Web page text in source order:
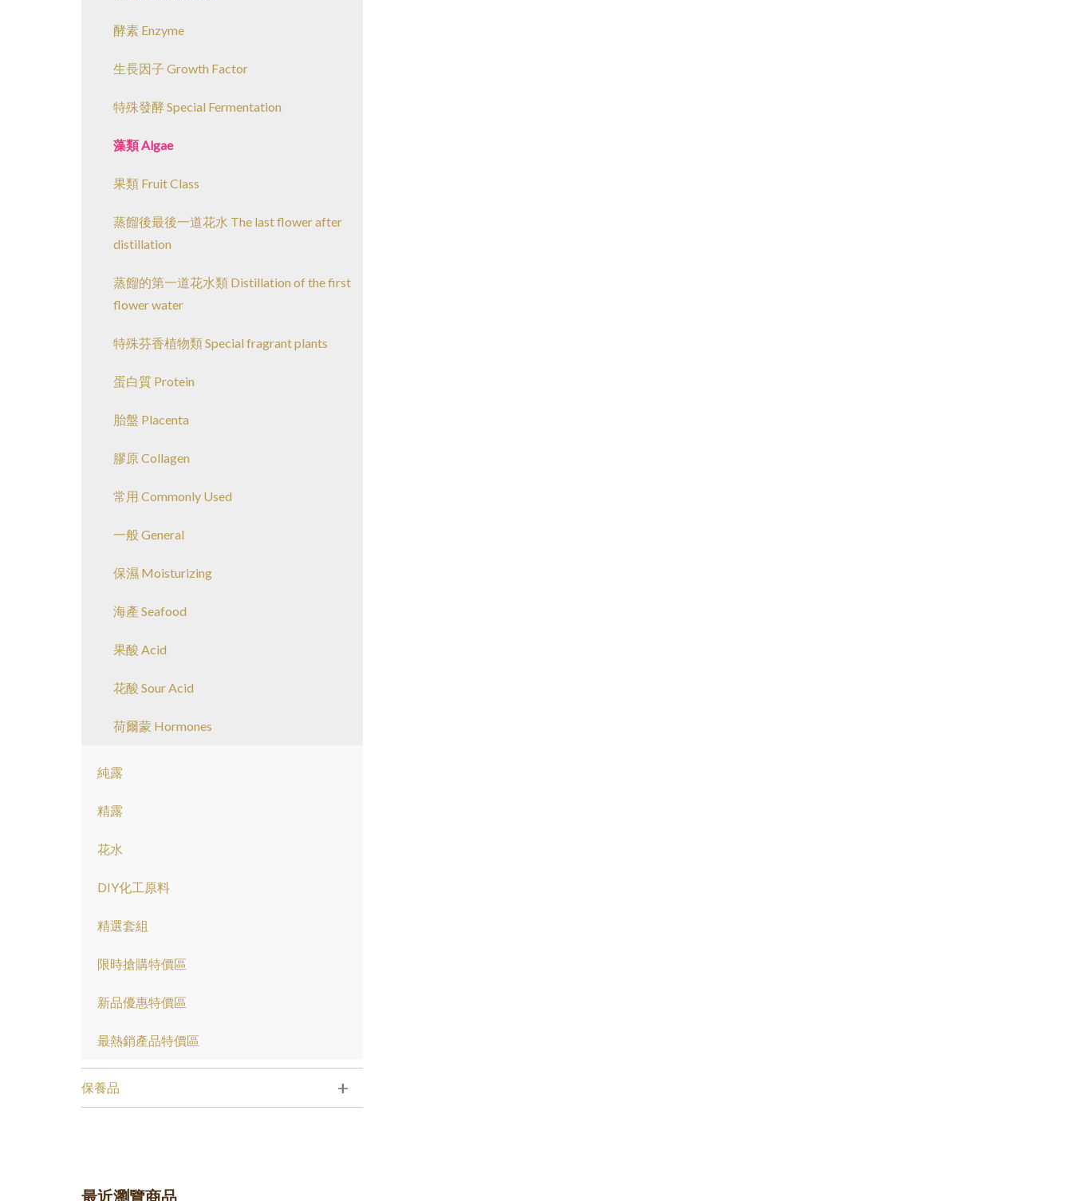
酵素 Enzyme
生長因子 Growth Factor
特殊發酵 Special Fermentation
藻類 Algae
果類 Fruit Class
蒸餾後最後一道花水 The last flower after
distillation
蒸餾的第一道花水類 Distillation of the first
flower water
特殊芬香植物類 Special fragrant plants
蛋白質 Protein
胎盤 Placenta
膠原 Collagen
常用 Commonly Used
一般 General
保濕 Moisturizing
海產 Seafood
果酸 Acid
花酸 Sour Acid
荷爾蒙 Hormones
純露
精露
花水
DIY化工原料
精選套組
限時搶購特價區
新品優惠特價區
最熱銷產品特價區
保養品 +
最近瀏覽商品